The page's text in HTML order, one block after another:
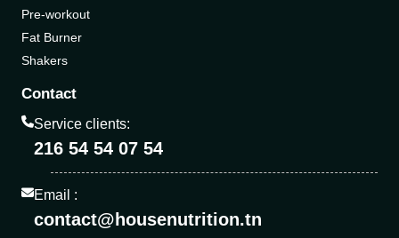
Pre-workout
Fat Burner
Shakers
Contact
Service clients:
216 54 54 07 54
Email :
contact@housenutrition.tn